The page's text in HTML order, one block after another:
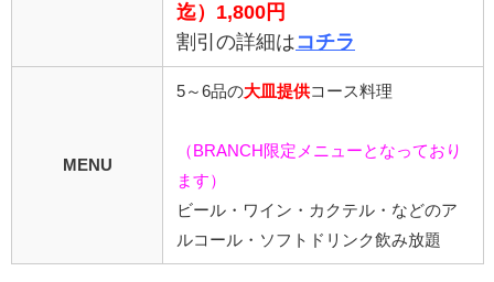
迄）1,800円
割引の詳細はコチラ
MENU
5～6品の大皿提供コース料理
（BRANCH限定メニューとなっており
ます）
ビール・ワイン・カクテル・などのア
ルコール・ソフトドリンク飲み放題